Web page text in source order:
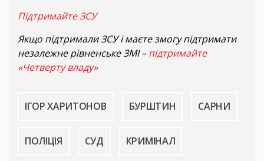
Підтримайте ЗСУ
Якщо підтримали ЗСУ і маєте змогу підтримати
незалежне рівненське ЗМІ –підтримайте
«Четверту владу»
ІГОР ХАРИТОНОВ БУРШТИН САРНИ
ПОЛІЦІЯ СУД КРИМІНАЛ